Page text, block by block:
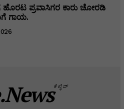
ಪ್ರವಾಸಿಗರ ಕಾರು ಚೋರಡಿ
ಗಾಯ.
ಕೆಲೈವ್